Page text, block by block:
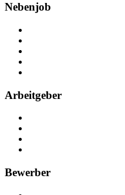
Nebenjob
Arbeitgeber
Bewerber